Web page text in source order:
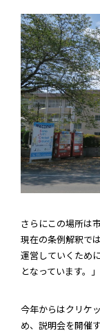
さらにこの場所は
現在の条例解釈で
運営していくため
となっています。」
今年からはクリケ
め、説明会を開催